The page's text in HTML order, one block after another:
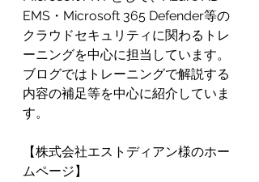
EMS・Microsoft 365 Defender等の
クラウドセキュリティに関わるトレ
ーニングを中心に担当しています。
ブログではトレーニングで解説する
内容の補足等を中心に紹介していま
す。
【株式会社エストディアン様のホー
ムページ】